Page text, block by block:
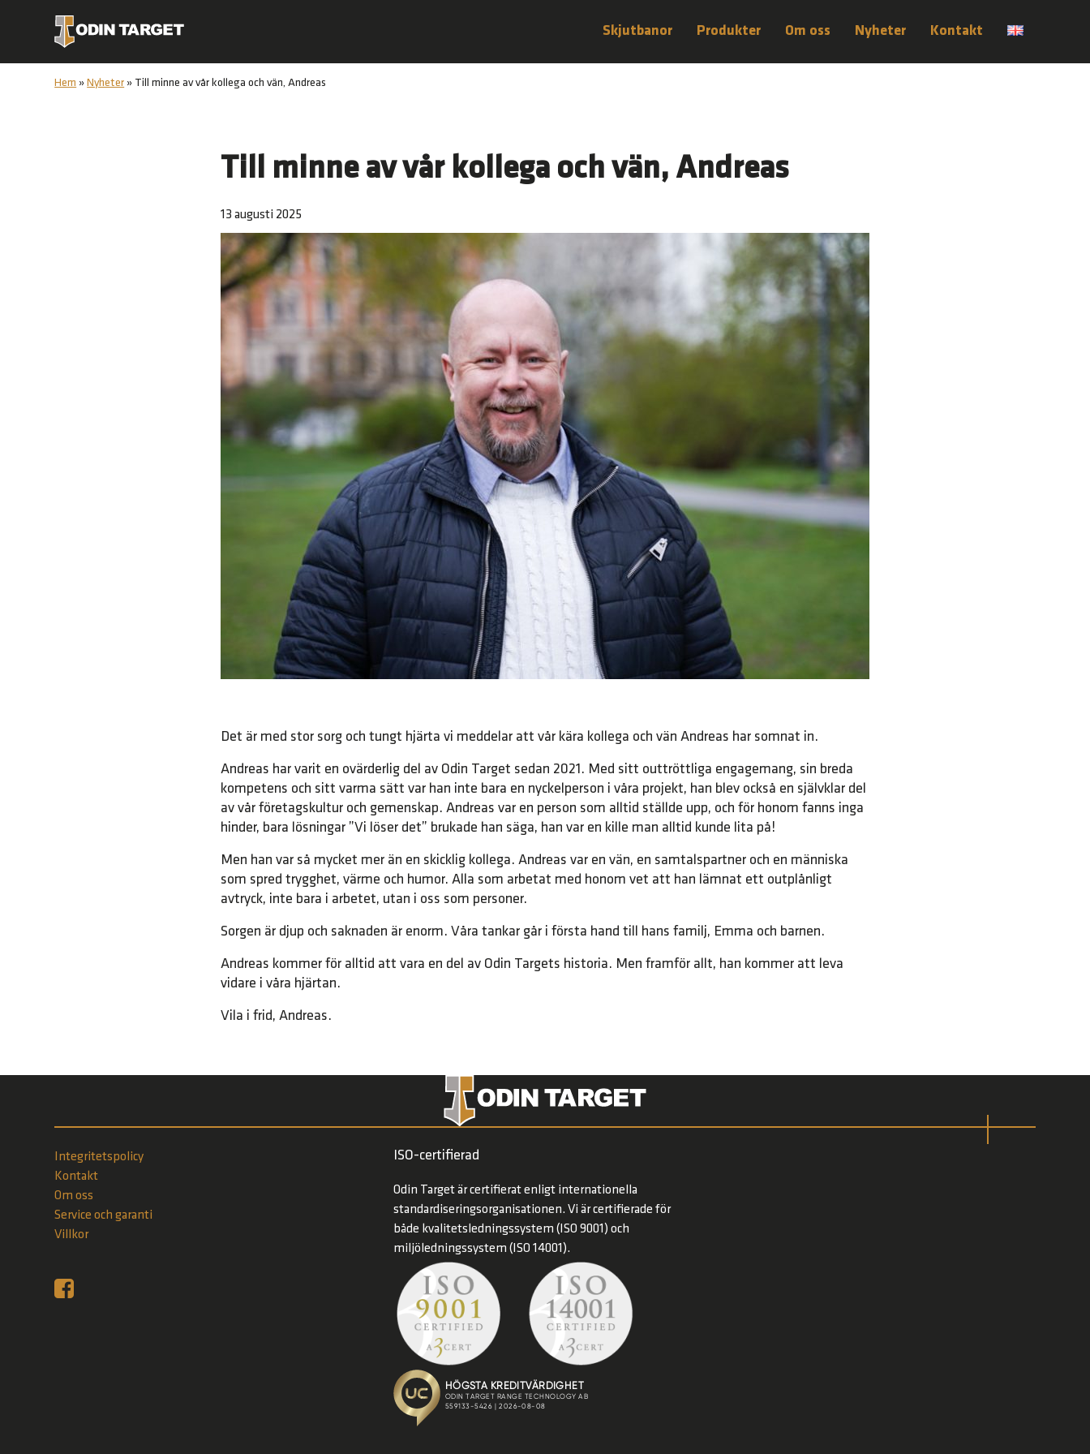
Skjutbanor Produkter Om oss Nyheter Kontakt
Hem »Nyheter » Till minne av vår kollega och vän, Andreas
Till minne av vår kollega och vän, Andreas
13 augusti 2025
Det är med stor sorg och tungt hjärta vi meddelar att vår kära kollega och vän Andreas har somnat in.
Andreas har varit en ovärderlig del av Odin Target sedan 2021. Med sitt outtröttliga engagemang, sin breda
kompetens och sitt varma sätt var han inte bara en nyckelperson i våra projekt, han blev också en självklar del
av vår företagskultur och gemenskap. Andreas var en person som alltid ställde upp, och för honom fanns inga
hinder, bara lösningar ”Vi löser det” brukade han säga, han var en kille man alltid kunde lita på!
Men han var så mycket mer än en skicklig kollega. Andreas var en vän, en samtalspartner och en människa
som spred trygghet, värme och humor. Alla som arbetat med honom vet att han lämnat ett outplånligt
avtryck, inte bara i arbetet, utan i oss som personer.
Sorgen är djup och saknaden är enorm. Våra tankar går i första hand till hans familj, Emma och barnen.
Andreas kommer för alltid att vara en del av Odin Targets historia. Men framför allt, han kommer att leva
vidare i våra hjärtan.
Vila i frid, Andreas.
Integritetspolicy
Kontakt
Om oss
Service och garanti
Villkor
ISO-certifierad
Odin Target är certifierat enligt internationella
standardiseringsorganisationen. Vi är certifierade för
både kvalitetsledningssystem (ISO 9001) och
miljöledningssystem (ISO 14001).